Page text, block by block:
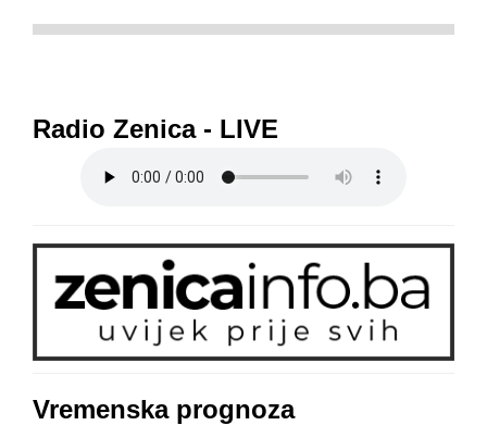
Radio Zenica - LIVE
Vremenska prognoza